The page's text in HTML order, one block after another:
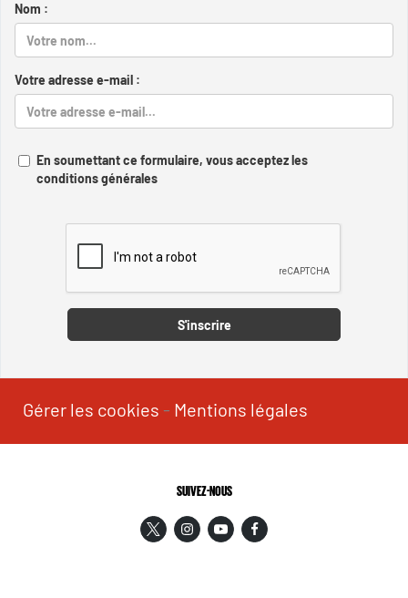
Nom :
Votre adresse e-mail :
En soumettant ce formulaire, vous acceptez les
conditions générales
S'inscrire
Gérer les cookies - Mentions légales
SUIVEZ-NOUS